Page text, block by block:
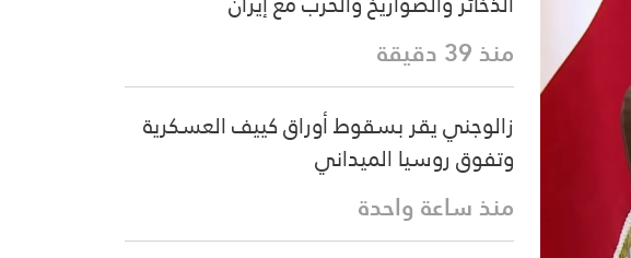
منذ 39 دقيقة
زالوجني يقر بسقوط أوراق كييف العسكرية
وتفوق روسيا الميداني
منذ ساعة واحدة